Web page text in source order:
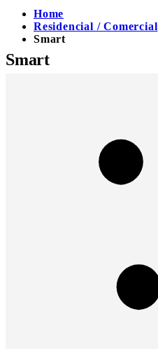
Home
Residencial / Comercial
Smart
Smart